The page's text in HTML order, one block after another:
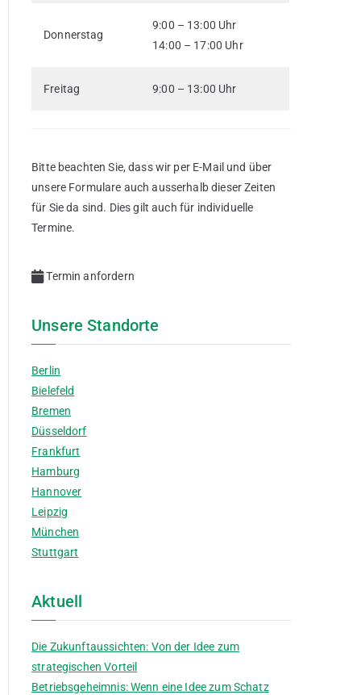
Donnerstag
9:00 – 13:00 Uhr
14:00 – 17:00 Uhr
Freitag 9:00 – 13:00 Uhr
Bitte beachten Sie, dass wir per E-Mail und über
unsere Formulare auch ausserhalb dieser Zeiten
für Sie da sind. Dies gilt auch für individuelle
Termine.
Termin anfordern
Unsere Standorte
Berlin
Bielefeld
Bremen
Düsseldorf
Frankfurt
Hamburg
Hannover
Leipzig
München
Stuttgart
Aktuell
Die Zukunftaussichten: Von der Idee zum
strategischen Vorteil
Betriebsgeheimnis: Wenn eine Idee zum Schatz